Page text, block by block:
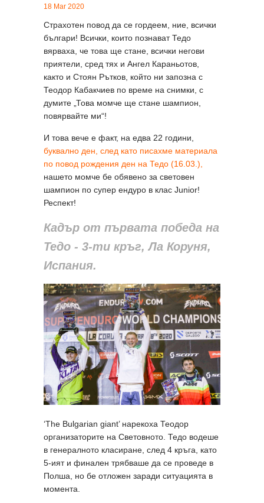
18 Mar 2020
Страхотен повод да се гордеем, ние, всички
българи! Всички, които познават Тедо
вярваха, че това ще стане, всички негови
приятели, сред тях и Ангел Караньотов,
както и Стоян Рътков, който ни запозна с
Теодор Кабакчиев по време на снимки, с
думите „Това момче ще стане шампион,
повярвайте ми“!
И това вече е факт, на едва 22 години,
буквално ден, след като писахме материала
по повод рождения ден на Тедо (16.03.),
нашето момче бе обявено за световен
шампион по супер ендуро в клас Junior!
Респект!
Кадър от първата победа на
Тедо - 3-ти кръг, Ла Коруня,
Испания.
‘The Bulgarian giant’ нарекоха Теодор
организаторите на Световното. Тедо водеше
в генералното класиране, след 4 кръга, като
5-ият и финален трябваше да се проведе в
Полша, но бе отложен заради ситуацията в
момента.